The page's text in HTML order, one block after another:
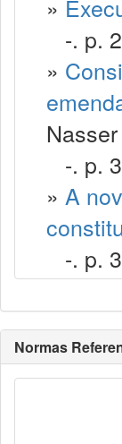
»
-. p.
»
-. p.
» A
-. p.
Normas